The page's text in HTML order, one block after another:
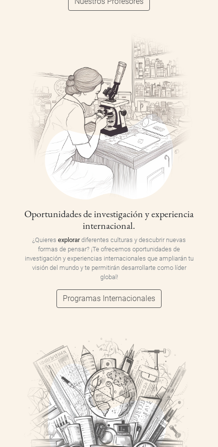
Oportunidades de investigación y experiencia
internacional.
¿Quieres explorardiferentes culturas y descubrir nuevas
formas de pensar? ¡Te ofrecemos oportunidades de
investigación y experiencias internacionales que ampliarán tu
visión del mundo y te permitirán desarrollarte como líder
global!
Programas Internacionales